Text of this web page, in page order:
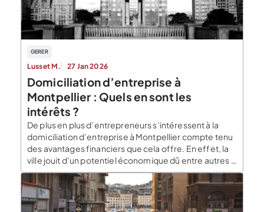
GERER
Lusset M. 27 Jan 2026
Domiciliation d’entreprise à
Montpellier : Quels en sont les
intérêts ?
De plus en plus d’entrepreneurs s’intéressent à la
domiciliation d’entreprise à Montpellier compte tenu
des avantages financiers que cela offre. En effet, la
ville jouit d’un potentiel économique dû entre autres à
sa situation stratégique et à l’importance
démographique. Voici ce qu’il faut savoir de la
domiciliation d’entreprise à Montpellier. Tout savoir
sur la domiciliation […]